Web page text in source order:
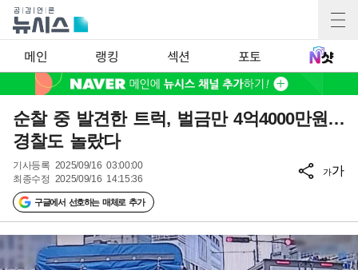
메인 랭킹 섹션 포토
순찰 중 발견한 트럭, 벌금만 4억4000만원…
경찰도 놀랐다
기사등록 2025/09/16 03:00:00
최종수정 2025/09/16 14:15:36
구글에서 선호하는 매체로 추가
가가